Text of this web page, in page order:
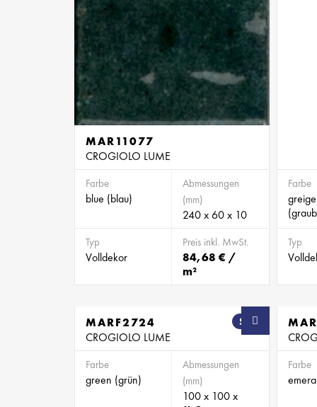
MAR11077
CROGIOLO LUME
Farbe
blue (blau)
Abmessungen
(mm)
240 x 60 x 10
Typ
Volldekor
Preis inkl. MwSt.
84,68 € /
m²
Farbe
greige
Typ
SB
MARF2724
CROGIOLO LUME
Farbe
green (grün)
Abmessungen
(mm)
100 x 100 x
Farbe